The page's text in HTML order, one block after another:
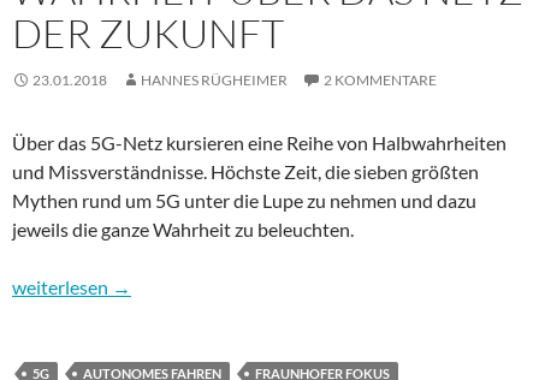
DER ZUKUNFT
23.01.2018 HANNES RÜGHEIMER 2 KOMMENTARE
Über das 5G-Netz kursieren eine Reihe von Halbwahrheiten
und Missverständnisse. Höchste Zeit, die sieben größten
Mythen rund um 5G unter die Lupe zu nehmen und dazu
jeweils die ganze Wahrheit zu beleuchten.
7 Mythen zu 5G – die Wahrheit über das Netz der Zukunft
weiterlesen →
5G AUTONOMES FAHREN
FRAUNHOFER FOKUS